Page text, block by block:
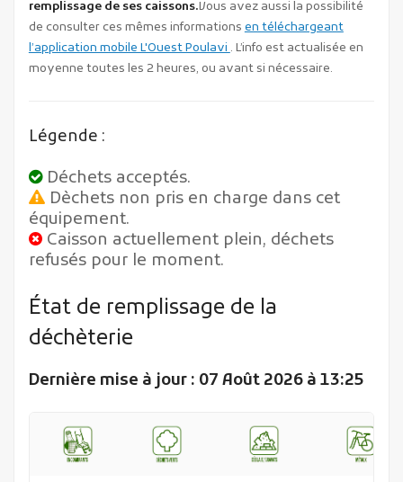
remplissage de ses caissons.Vous avez aussi la possibilité
de consulter ces mêmes informations en téléchargeant
l’application mobile L'Ouest Poulavi . L’info est actualisée en
moyenne toutes les 2 heures, ou avant si nécessaire.
Légende :
Déchets acceptés.
Dèchets non pris en charge dans cet
équipement.
Caisson actuellement plein, déchets
refusés pour le moment.
État de remplissage de la
déchèterie
Dernière mise à jour : 07 Août 2026 à 13:25